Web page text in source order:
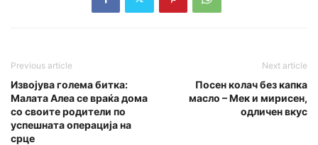
Previous article
Извојува голема битка:
Малата Алеа се враќа дома
со своите родители по
успешната операција на
срце
Next article
Посен колач без капка
масло – Мек и мирисен,
одличен вкус